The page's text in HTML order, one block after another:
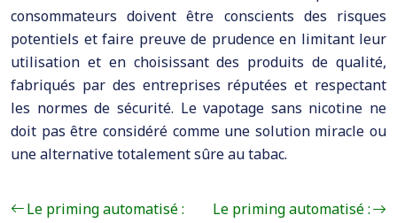
consommateurs doivent être conscients des risques
potentiels et faire preuve de prudence en limitant leur
utilisation et en choisissant des produits de qualité,
fabriqués par des entreprises réputées et respectant
les normes de sécurité. Le vapotage sans nicotine ne
doit pas être considéré comme une solution miracle ou
une alternative totalement sûre au tabac.
Le priming automatisé :
Le priming automatisé :